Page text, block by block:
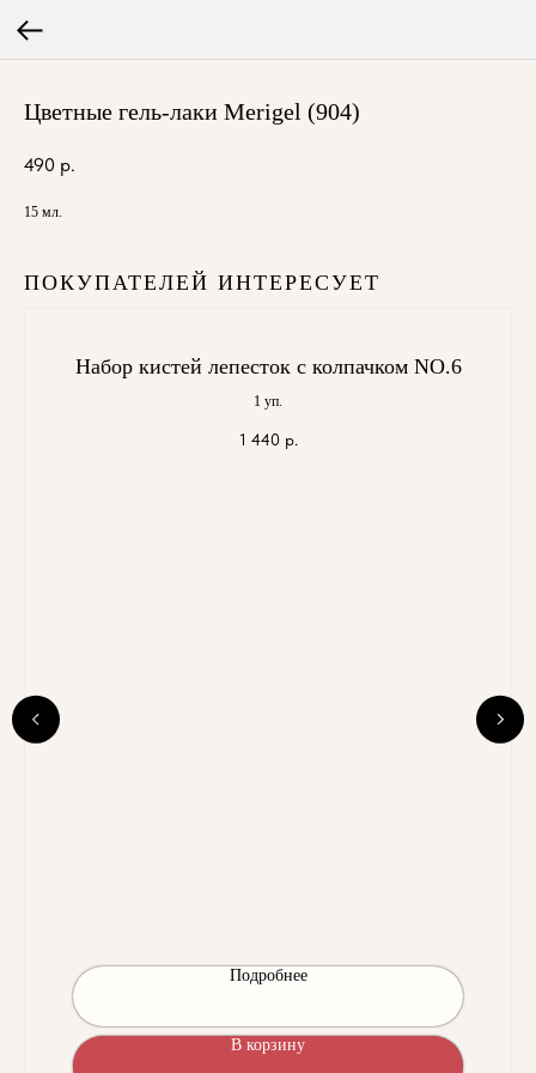
Цветные гель-лаки Merigel (904)
490 р.
15 мл.
ПОКУПАТЕЛЕЙ ИНТЕРЕСУЕТ
Набор кистей лепесток с колпачком NO.6
1 уп.
1 440 р.
Подробнее
В корзину